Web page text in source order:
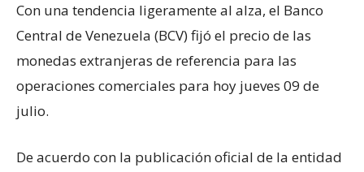
Con una tendencia ligeramente al alza, el Banco
Central de Venezuela (BCV) fijó el precio de las
monedas extranjeras de referencia para las
operaciones comerciales para hoy jueves 09 de
julio.
De acuerdo con la publicación oficial de la entidad